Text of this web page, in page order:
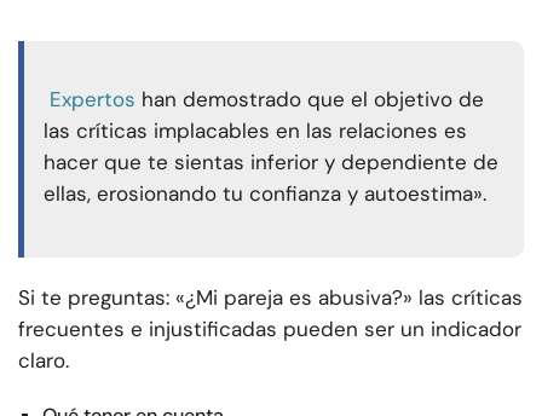
Expertos han demostrado que el objetivo de
las críticas implacables en las relaciones es
hacer que te sientas inferior y dependiente de
ellas, erosionando tu confianza y autoestima».
Si te preguntas: «¿Mi pareja es abusiva?» las críticas
frecuentes e injustificadas pueden ser un indicador
claro.